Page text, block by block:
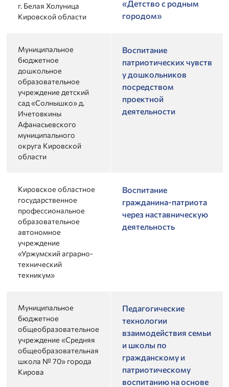
г. Белая Холуница
Кировской области
«Детство с родным
городом»
Муниципальное
бюджетное
дошкольное
образовательное
учреждение детский
сад «Солнышко» д.
Ичетовкины
Афанасьевского
муниципального
округа Кировской
области
Воспитание
патриотических чувств
у дошкольников
посредством
проектной
деятельности
Кировское областное
государственное
профессиональное
образовательное
автономное
учреждение
«Уржумский аграрно-
технический
техникум»
Воспитание
гражданина-патриота
через наставническую
деятельность
Муниципальное
бюджетное
общеобразовательное
учреждение «Средняя
общеобразовательная
школа № 70» города
Кирова
Педагогические
технологии
взаимодействия семьи
и школы по
гражданскому и
патриотическому
воспитанию на основе